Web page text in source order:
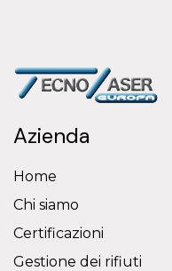
Azienda
Home
Chi siamo
Certificazioni
Gestione dei rifiuti